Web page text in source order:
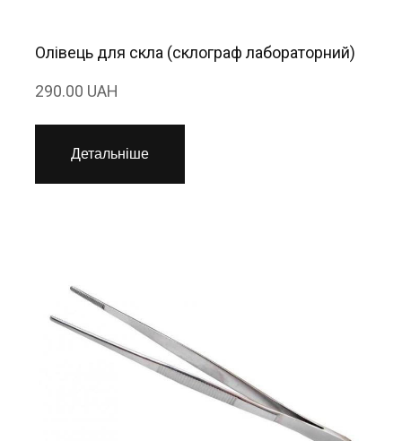
Олівець для скла (склограф лабораторний)
290.00 UAH
Детальніше